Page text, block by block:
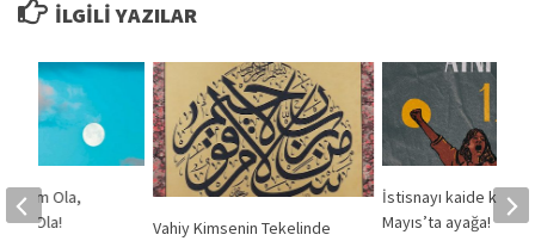
İLGILI YAZILAR
Vahiy Kimsenin Tekelinde
İstisnayı kaide
Mayıs’ta ayağa!
Ola,
Ola!